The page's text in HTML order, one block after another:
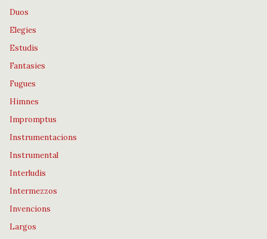
Duos
Elegies
Estudis
Fantasies
Fugues
Himnes
Impromptus
Instrumentacions
Instrumental
Interludis
Intermezzos
Invencions
Largos